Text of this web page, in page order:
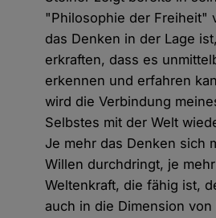
"Philosophie der Freiheit"
das Denken in der Lage
erkraften, dass es
erkennen und erfahren
wird die Verbindung
Selbstes mit der Welt
Je mehr das Denken sich
Willen durchdringt, je
Weltenkraft, die fähig ist,
auch in die Dimension von